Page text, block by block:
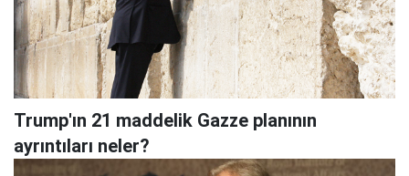
Trump'ın 21 maddelik Gazze planının
ayrıntıları neler?